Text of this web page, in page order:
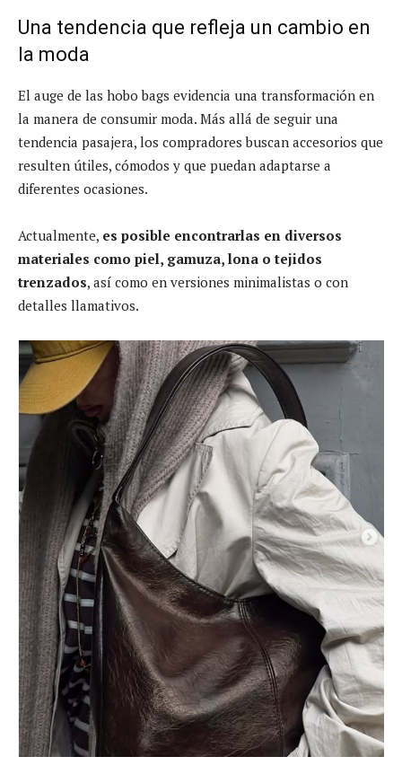
Una tendencia que refleja un cambio en
la moda
El auge de las hobo bags evidencia una transformación en
la manera de consumir moda. Más allá de seguir una
tendencia pasajera, los compradores buscan accesorios que
resulten útiles, cómodos y que puedan adaptarse a
diferentes ocasiones.
Actualmente, es posible encontrarlas en diversos
materiales como piel, gamuza, lona o tejidos
trenzados, así como en versiones minimalistas o con
detalles llamativos.